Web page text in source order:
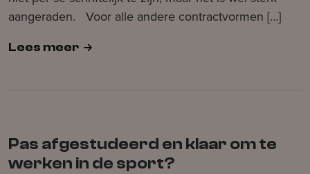
aangeraden. Voor alle andere contractvormen […]
Lees meer
Pas afgestudeerd en klaar om te
werken in de sport?